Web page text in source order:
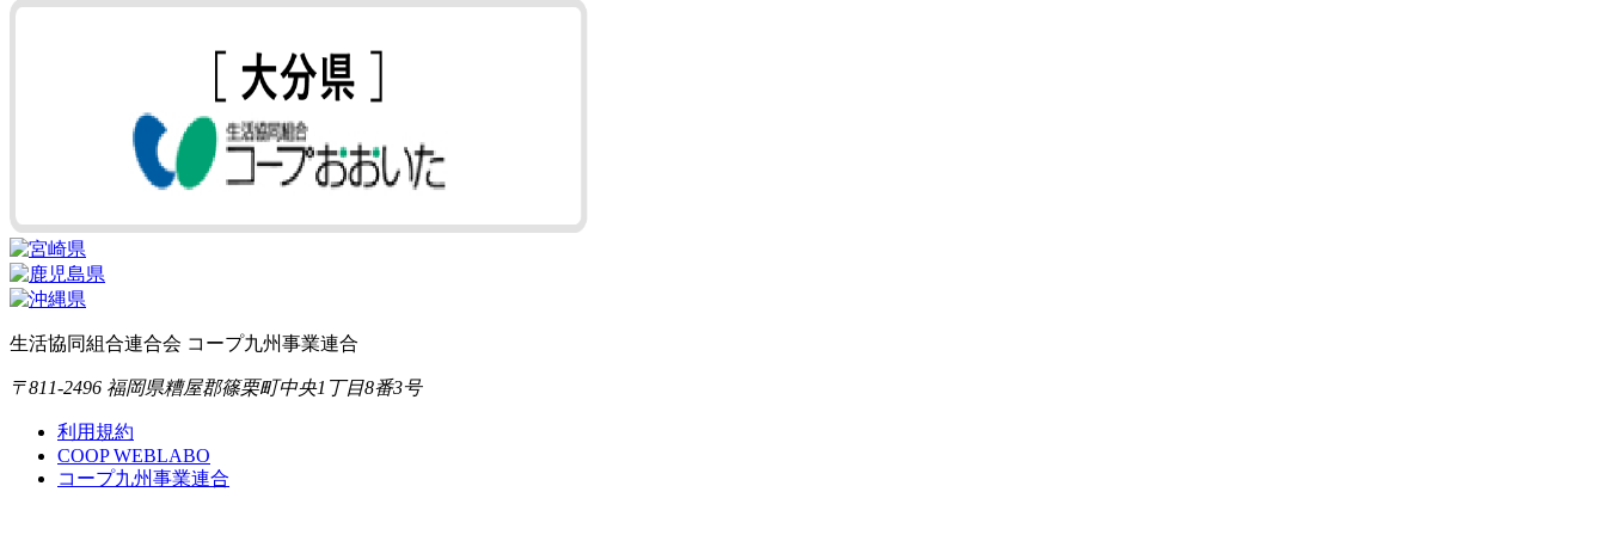
生活協同組合連合会 コープ九州事業連合
〒811-2496 福岡県糟屋郡篠栗町中央1丁目8番3号
利用規約
COOP WEBLABO
コープ九州事業連合